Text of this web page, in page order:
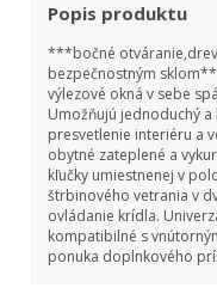
Popis produktu
***bočné
bezpečnostným
výlezové okná v sebe
Umožňujú jednoduchý
presvetlenie interiéru a
obytné zateplené a
kľučky umiestnenej v
štrbinového vetrania v
ovládanie krídla.
kompatibilné s
ponuka doplnkového